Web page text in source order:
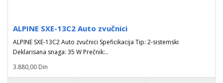
ALPINE SXE-13C2 Auto zvučnici
ALPINE SXE-13C2 Auto zvučnici Speficikacija Tip: 2-sistemski
Deklarisana snaga: 35 W Prečnik:..
3.880,00 Din